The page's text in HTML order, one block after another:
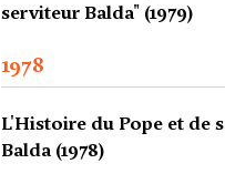
serviteur Balda" (1979)
1978
L'Histoire du Pope et de
Balda (1978)